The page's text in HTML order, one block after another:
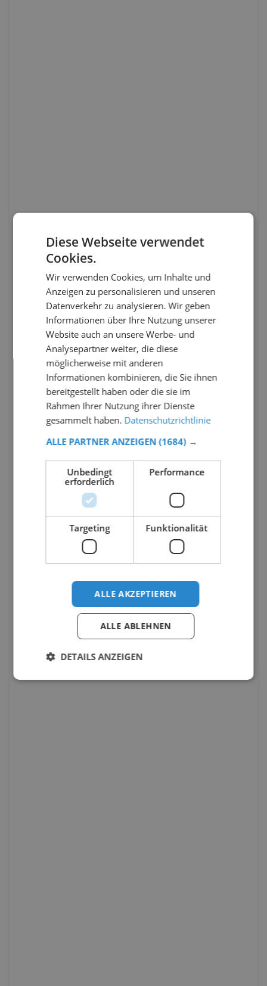
Diese Webseite verwendet
Cookies.
Wir verwenden Cookies, um Inhalte und
Anzeigen zu personalisieren und unseren
Datenverkehr zu analysieren. Wir geben
Informationen über Ihre Nutzung unserer
Website auch an unsere Werbe- und
Analysepartner weiter, die diese
möglicherweise mit anderen
Informationen kombinieren, die Sie ihnen
bereitgestellt haben oder die sie im
Rahmen Ihrer Nutzung ihrer Dienste
gesammelt haben. Datenschutzrichtlinie
ALLE PARTNER ANZEIGEN (1684) →
Unbedingt
erforderlich
Performance
Targeting Funktionalität
ALLE AKZEPTIEREN
ALLE ABLEHNEN
DETAILS ANZEIGEN